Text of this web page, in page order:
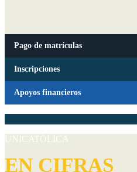
Pago de matrículas
Inscripciones
Apoyos financieros
UNICATÓLICA
EN CIFRAS